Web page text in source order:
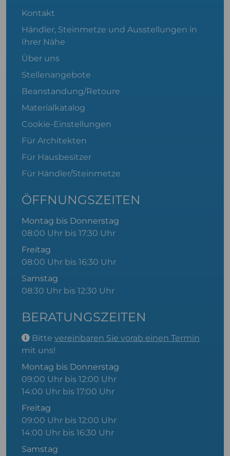
Kontakt
Händler, Steinmetze und Ausstellungen in
Ihrer Nähe
Über uns
Stellenangebote
Beanstandung/Retoure
Materialkatalog
Cookie-Einstellungen
Für Architekten
Für Hausbesitzer
Für Händler/Steinmetze
ÖFFNUNGSZEITEN
Montag bis Donnerstag
08:00 Uhr bis 17:30 Uhr
Freitag
08:00 Uhr bis 16:30 Uhr
Samstag
08:30 Uhr bis 12:30 Uhr
BERATUNGSZEITEN
Bitte vereinbaren Sie vorab einen Termin
mit uns!
Montag bis Donnerstag
09:00 Uhr bis 12:00 Uhr
14:00 Uhr bis 17:00 Uhr
Freitag
09:00 Uhr bis 12:00 Uhr
14:00 Uhr bis 16:30 Uhr
Samstag